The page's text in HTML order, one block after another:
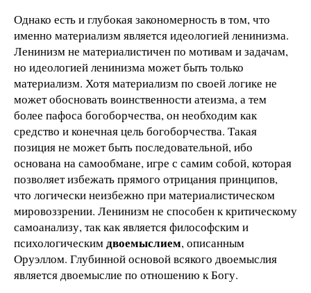
Однако есть и глубокая закономерность в том, что
именно материализм является идеологией ленинизма.
Ленинизм не материалистичен по мотивам и задачам,
но идеологией ленинизма может быть только
материализм. Хотя материализм по своей логике не
может обосновать воинственности атеизма, а тем
более пафоса богоборчества, он необходим как
средство и конечная цель богоборчества. Такая
позиция не может быть последовательной, ибо
основана на самообмане, игре с самим собой, которая
позволяет избежать прямого отрицания принципов,
что логически неизбежно при материалистическом
мировоззрении. Ленинизм не способен к критическому
самоанализу, так как является философским и
психологическимдвоемыслием, описанным
Оруэллом. Глубинной основой всякого двоемыслия
является двоемыслие по отношению к Богу.